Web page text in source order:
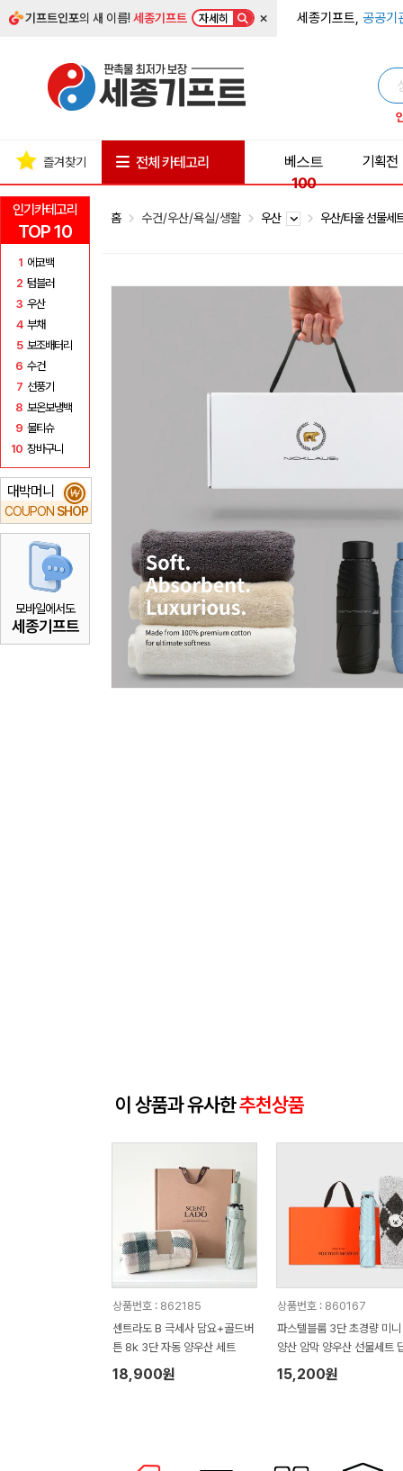
기프트인포의 새 이름!세종기프트 자세히 × 세종기프트, 공공기
인기카테고리
TOP 10
1 에코백
2 텀블러
3 우산
4 부채
5 보조배터리
6 수건
7 선풍기
8 보온보냉백
9 물티슈
10 장바구니
대박머니
COUPON SHOP
₩
모바일에서도
세종기프트
즐겨찾기 전체 카테고리
베스트
100
기획전
홈 수건/우산/욕실/생활 우산 우산/타올 선물세
이 상품과 유사한추천상품
상품번호 : 862185
센트라도 B 극세사 담요+골드버
튼 8k 3단 자동 양우산 세트
18,900원
상품번호 : 860167
파스텔블룸 3단 초경량 미니
양산 암막 양우산 선물세트
품+무한타올세트 푸들이
50g 수건세트
15,200원